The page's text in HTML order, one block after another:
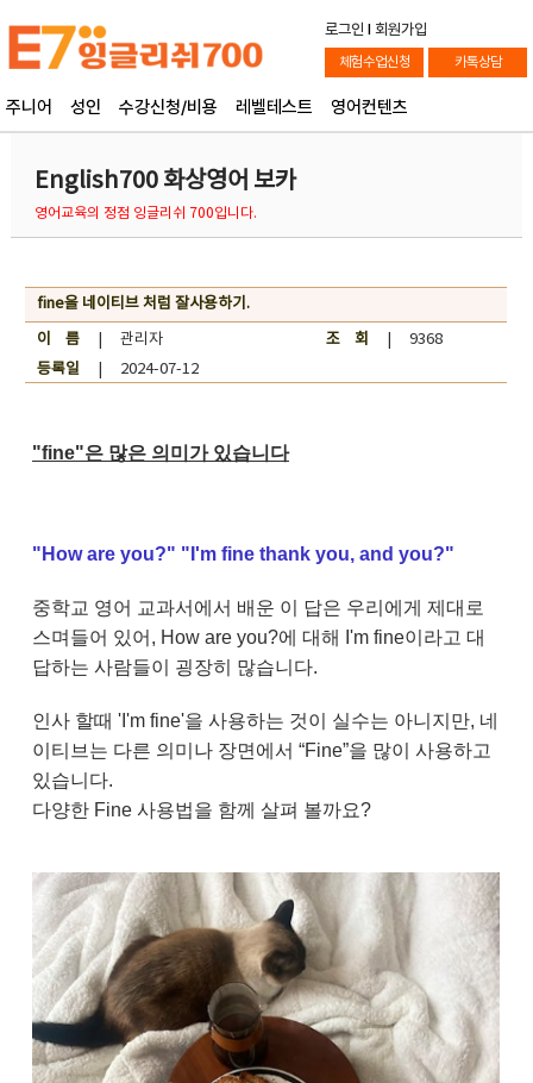
로그인 l 회원가입
체험수업신청 카톡상담
주니어 성인 수강신청/비용 레벨테스트 영어컨텐츠
English700 화상영어 보카
영어교육의 정점 잉글리쉬 700입니다.
fine을 네이티브 처럼 잘사용하기.
이 름| 관리자 조 회
| 9368
등록일| 2024-07-12
"fine"은 많은 의미가 있습니다
"How are you?" "I'm fine thank you, and you?"
중학교 영어 교과서에서 배운 이 답은 우리에게 제대로
스며들어 있어, How are you?에 대해 I'm fine이라고 대
답하는 사람들이 굉장히 많습니다.
인사 할때 'I'm fine'을 사용하는 것이 실수는 아니지만, 네
이티브는 다른 의미나 장면에서 “Fine”을 많이 사용하고
있습니다.
다양한 Fine 사용법을 함께 살펴 볼까요?